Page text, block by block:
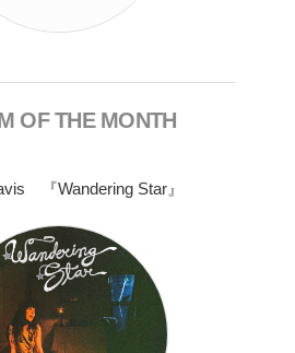
OF THE MONTH
『Wandering Star』